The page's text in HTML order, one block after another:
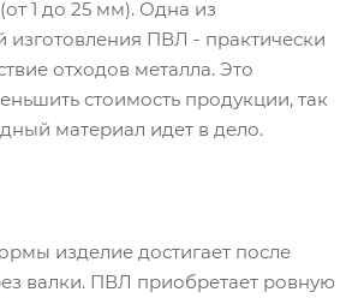
1 до 25 мм). Одна из
изготовления ПВЛ - практически
отходов металла. Это
стоимость продукции, так
материал идет в дело.
изделие достигает после
валки. ПВЛ приобретает ровную